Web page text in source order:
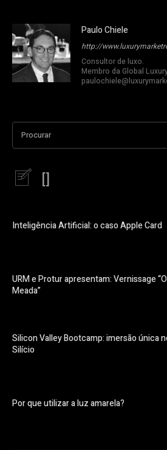
Paulo Chiele
http://
Consultor de luxo.
Membro da Global
Procurar
[]
Inteligência Artificial: o caso Apple Card
URM e Protur apresentam: Vernissage
Meada”
Silicon Valley Bootcamp: imersão única
Silício
Por que utilizar a luz amarela?